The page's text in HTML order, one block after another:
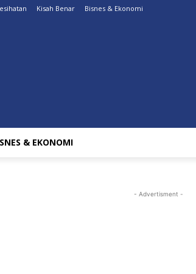
Kisah Benar Bisnes & Ekonomi
& EKONOMI
- Advertisment -